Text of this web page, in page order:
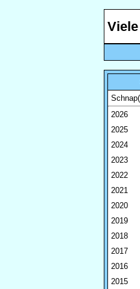
2026
2025
2024
2023
2022
2021
2020
2019
2018
2017
2016
2015